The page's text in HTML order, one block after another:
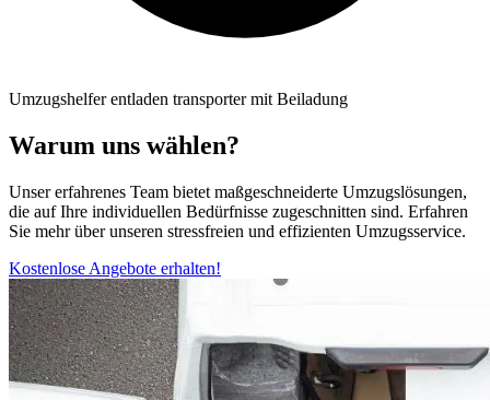
Umzugshelfer entladen transporter mit Beiladung
Warum uns wählen?
Unser erfahrenes Team bietet maßgeschneiderte Umzugslösungen,
die auf Ihre individuellen Bedürfnisse zugeschnitten sind. Erfahren
Sie mehr über unseren stressfreien und effizienten Umzugsservice.
Kostenlose Angebote erhalten!